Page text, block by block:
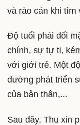
và rào cản khi tìm
Độ tuổi phải đối
chính, sự tự ti,
với giới trẻ. Một
đường phát triển
của bản thân,...
Sau đây, Thu xin